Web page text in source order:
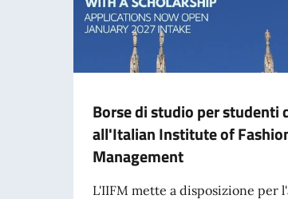
Borse di studio per studenti
all'Italian Institute of
Management
L'IIFM mette a disposizione per